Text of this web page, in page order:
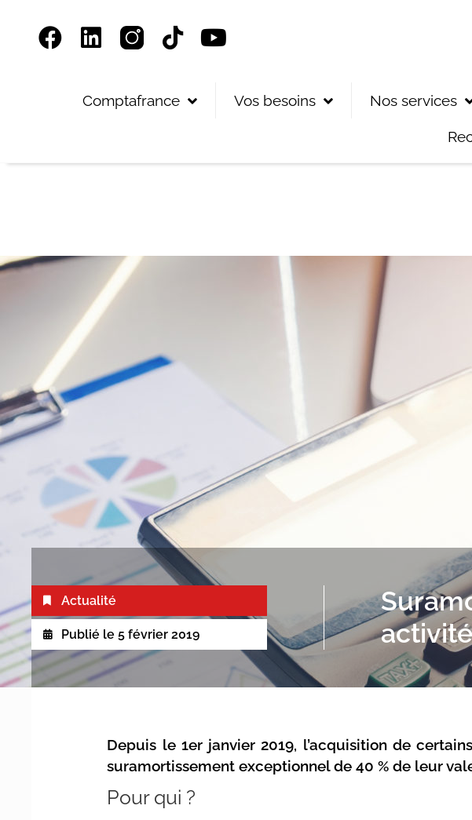
Comptafrance Vos besoins Nos services
Actualité
Publié le 5 février 2019
Depuis le 1er janvier 2019, l’acquisition de
suramortissement exceptionnel de 40 % de leur
Pour qui ?